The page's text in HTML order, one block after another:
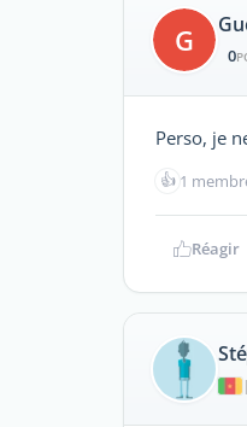
G 0
Perso, je
👍 1
Réagir
|